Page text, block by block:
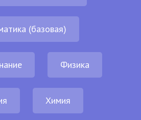
(базовая)
Физика
Химия